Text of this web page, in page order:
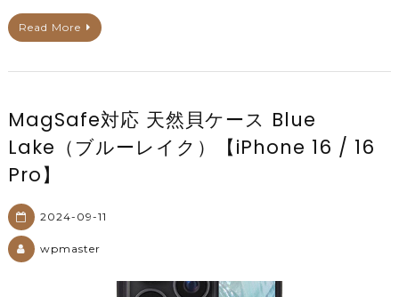
Read More
MagSafe対応 天然貝ケース Blue
Lake（ブルーレイク）【iPhone 16 / 16
Pro】
2024-09-11
wpmaster